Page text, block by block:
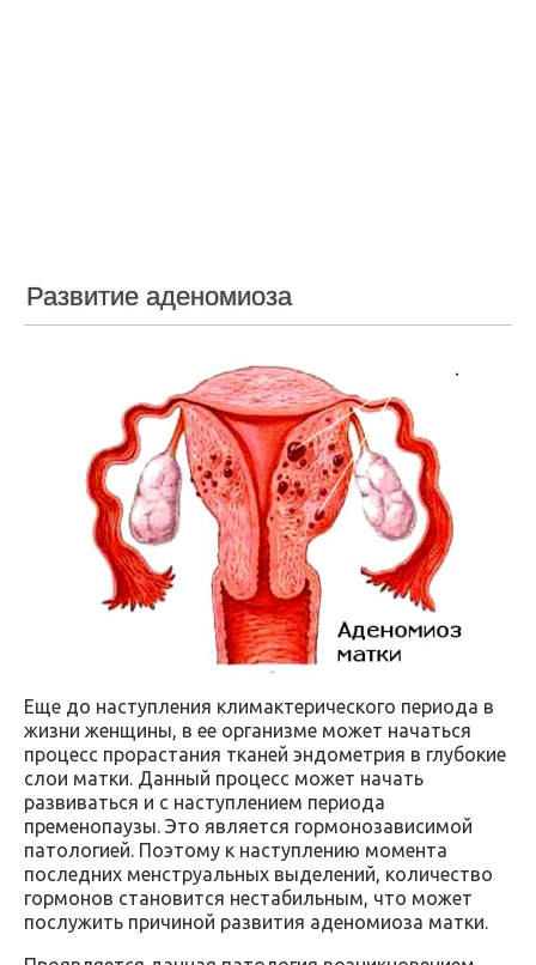
Развитие аденомиоза
Еще до наступления климактерического периода в
жизни женщины, в ее организме может начаться
процесс прорастания тканей эндометрия в глубокие
слои матки. Данный процесс может начать
развиваться и с наступлением периода
пременопаузы. Это является гормонозависимой
патологией. Поэтому к наступлению момента
последних менструальных выделений, количество
гормонов становится нестабильным, что может
послужить причиной развития аденомиоза матки.